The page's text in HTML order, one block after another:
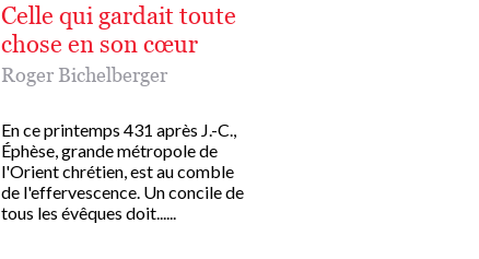
Celle qui gardait toute
chose en son cœur
Roger Bichelberger
En ce printemps 431 après J.-C.,
Éphèse, grande métropole de
l'Orient chrétien, est au comble
de l'effervescence. Un concile de
tous les évêques doit......